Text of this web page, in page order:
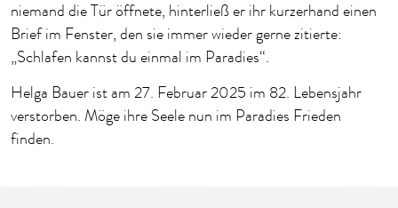
niemand die Tür öffnete, hinterließ er ihr kurzerhand einen
Brief im Fenster, den sie immer wieder gerne zitierte:
„Schlafen kannst du einmal im Paradies“.
Helga Bauer ist am 27. Februar 2025 im 82. Lebensjahr
verstorben. Möge ihre Seele nun im Paradies Frieden
finden.